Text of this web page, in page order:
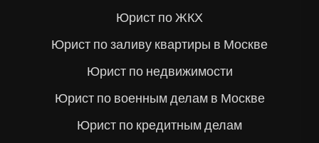
Юрист по ЖКХ
Юрист по заливу квартиры в Москве
Юрист по недвижимости
Юрист по военным делам в Москве
Юрист по кредитным делам